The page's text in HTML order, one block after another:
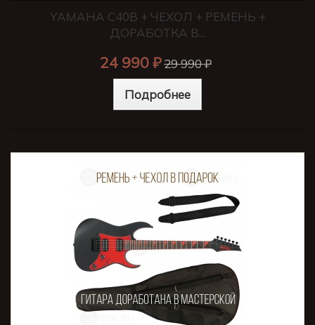
YAMAHA C40B + ЧЕХОЛ + РЕМЕНЬ +
ДОРАБОТКА В...
24 990 ₽29 990 ₽
Подробнее